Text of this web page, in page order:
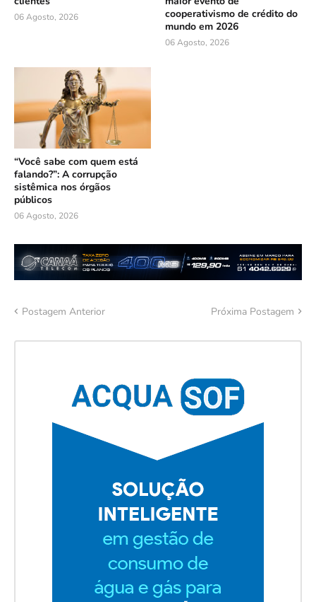
06 Agosto, 2026
cooperativismo de crédito do
mundo em 2026
06 Agosto, 2026
“Você sabe com quem está
falando?”: A corrupção
sistêmica nos órgãos
públicos
06 Agosto, 2026
Postagem Anterior Próxima Postagem